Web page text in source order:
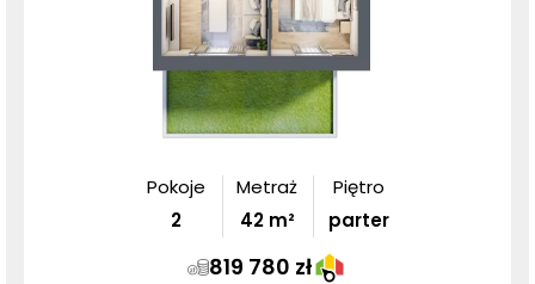
Pokoje
2
Metraż
42m²
Piętro
parter
819 780 zł